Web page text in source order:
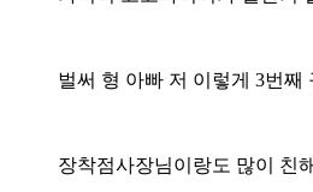
벌써 형 아빠 저 이렇게 3번째
장착점사장님이랑도 많이 친